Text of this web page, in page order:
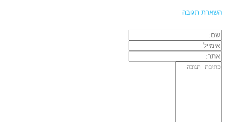
השארת תגובה